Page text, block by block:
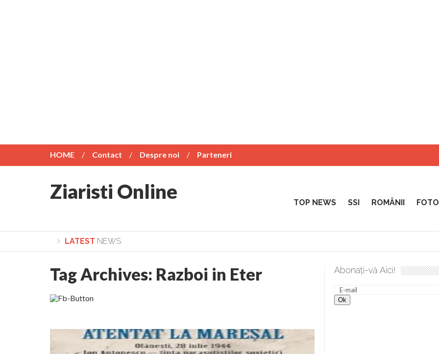
HOME Contact Despre noi Parteneri
Ziaristi Online TOP NEWS SSI ROMÂNII
LATEST NEWS
Lepădarea de sine și urmarea lui Hristos. Calea spre desăvârșire. Gând de duminică de Elena Solunca Moise
Tag Archives: Razboi in Eter Abonați-vă Aici!